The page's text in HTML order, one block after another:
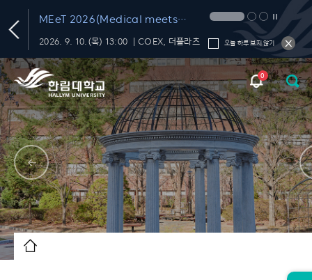
'한림 AI 교육 포털' OPEN
AI 서비스, 교육 프로그램, 활용 가이드, 커뮤니티를 한 곳에서!
생성형 AI 올인원
서비스' OPEN
오늘 하루 보지 않기
0